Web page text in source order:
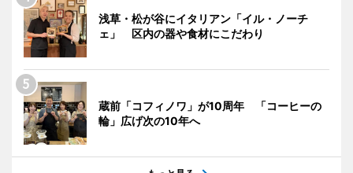
浅草・松が谷にイタリアン「イル・ノーチ
ェ」 区内の器や食材にこだわり
蔵前「コフィノワ」が10周年 「コーヒーの
輪」広げ次の10年へ